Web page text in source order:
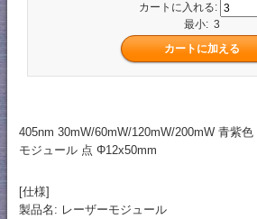
カートに入れる:
最小: 3
405nm 30mW/60mW/120mW/200mW 青紫
モジュール 点 Φ12x50mm
[仕様]
製品名: レーザーモジュール